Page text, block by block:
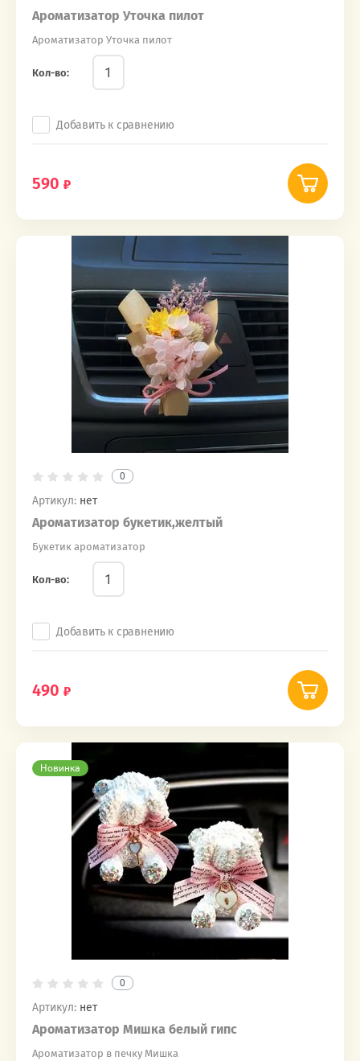
Ароматизатор Уточка пилот
Ароматизатор Уточка пилот
Кол-во:
Добавить к сравнению
590
0
Артикул: нет
Ароматизатор букетик,желтый
Букетик ароматизатор
Кол-во:
Добавить к сравнению
490
Новинка
0
Артикул: нет
Ароматизатор Мишка белый гипс
Ароматизатор в печку Мишка